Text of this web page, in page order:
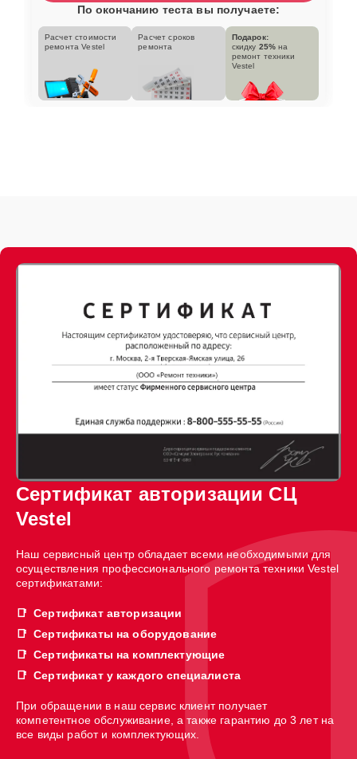
По окончанию теста вы получаете:
Расчет стоимости
ремонта Vestel
Расчет сроков
ремонта
Подарок:
скидку 25% на
ремонт техники
Vestel
Сертификат авторизации СЦ
Vestel
Наш сервисный центр обладает всеми необходимыми для
осуществления профессионального ремонта техники Vestel
сертификатами:
Сертификат авторизации
Сертификаты на оборудование
Сертификаты на комплектующие
Сертификат у каждого специалиста
При обращении в наш сервис клиент получает
компетентное обслуживание, а также гарантию до 3 лет на
все виды работ и комплектующих.